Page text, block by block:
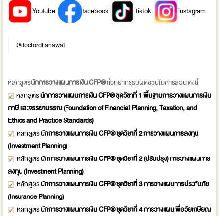
Youtube facebook tiktok instagram
@doctordhanawat
หลักสูตรนักการวางแผนการเงิน CFP®ที่วิทยากรรับผิดชอบในการสอน ดังนี้
หลักสูตรนักการวางแผนการเงิน CFP® ชุดวิชาที่ 1 พื้นฐานการวางแผนการเงิน
ภาษี และจรรยาบรรณ (Foundation of Financial Planning, Taxation, and
Ethics and Practice Standards)
หลักสูตรนักการวางแผนการเงิน CFP® ชุดวิชาที่ 2 การวางแผนการลงทุน
(Investment Planning)
หลักสูตรนักการวางแผนการเงิน CFP® ชุดวิชาที่ 2 (ปรับปรุง) การวางแผนการ
ลงทุน (Investment Planning)
หลักสูตรนักการวางแผนการเงิน CFP® ชุดวิชาที่ 3 การวางแผนการประกันภัย
(Insurance Planning)
หลักสูตรนักการวางแผนการเงิน CFP® ชุดวิชาที่ 4 การวางแผนเพื่อวัยเกษียณ